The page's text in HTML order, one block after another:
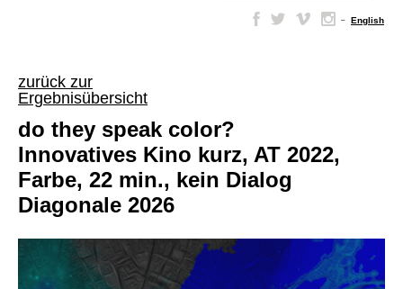
– English
zurück zur
Ergebnisübersicht
do they speak color?
Innovatives Kino kurz, AT 2022,
Farbe, 22 min., kein Dialog
Diagonale 2026